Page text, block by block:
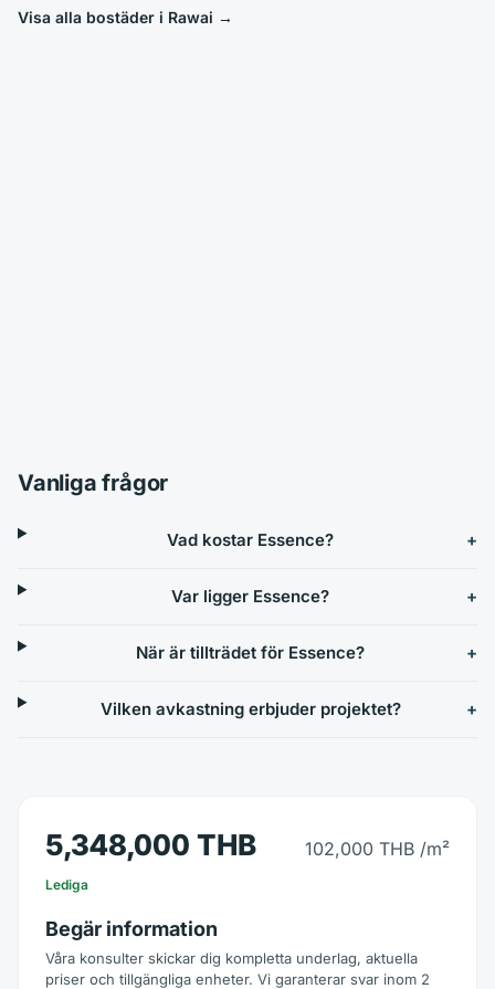
Visa alla bostäder i Rawai →
Vanliga frågor
Vad kostar Essence?
Var ligger Essence?
När är tillträdet för Essence?
Vilken avkastning erbjuder projektet?
5,348,000 THB 102,000 THB /m²
Lediga
Begär information
Våra konsulter skickar dig kompletta underlag, aktuella
priser och tillgängliga enheter. Vi garanterar svar inom 2